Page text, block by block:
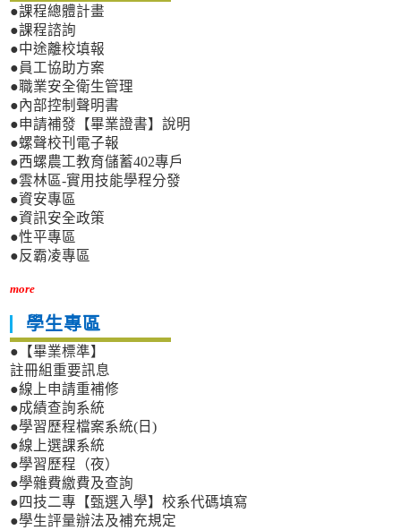
●課程總體計畫
●課程諮詢
●中途離校填報
●員工協助方案
●職業安全衛生管理
●內部控制聲明書
●申請補發【畢業證書】說明
●螺聲校刊電子報
●西螺農工教育儲蓄402專戶
●雲林區-實用技能學程分發
●資安專區
●資訊安全政策
●性平專區
●反霸凌專區
more
學生專區
●【畢業標準】
註冊組重要訊息
●線上申請重補修
●成績查詢系統
●學習歷程檔案系統(日)
●線上選課系統
●學習歷程（夜）
●學雜費繳費及查詢
●四技二專【甄選入學】校系代碼填寫
●學生評量辦法及補充規定